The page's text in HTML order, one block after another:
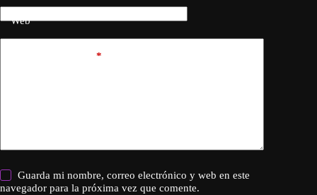
Web
*
Guarda mi nombre, correo electrónico y web en este
navegador para la próxima vez que comente.